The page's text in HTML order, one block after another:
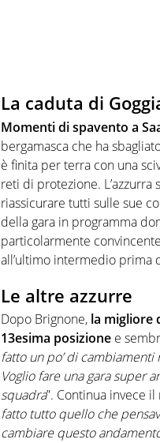
La caduta di
Momenti di spavento a
bergamasca che ha
è finita per terra con una
reti di protezione.
riassicurare tutti sulle sue
della gara in programma
particolarmente
all’ultimo intermedio prima
Le altre azzurre
Dopo Brignone, la migliore
13esima posizione e
fatto un po’ di
Voglio fare una gara super
squadra”. Continua invece
fatto tutto quello che
cambiare questo